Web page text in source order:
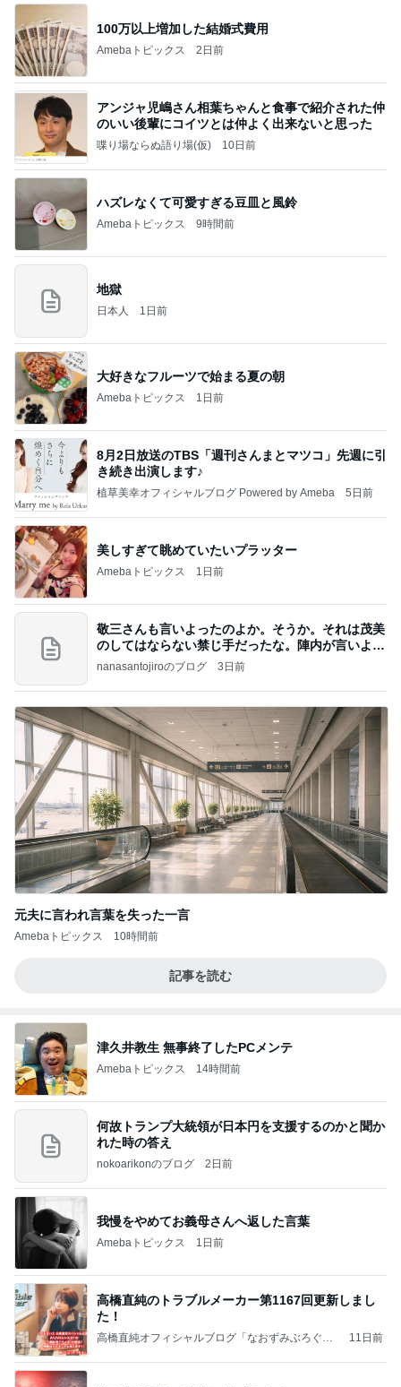
100万以上増加した結婚式費用
Amebaトピックス 2日前
アンジャ児嶋さん相葉ちゃんと食事で紹介された仲
のいい後輩にコイツとは仲よく出来ないと思った
喋り場ならぬ語り場(仮) 10日前
ハズレなくて可愛すぎる豆皿と風鈴
Amebaトピックス 9時間前
地獄
日本人 1日前
大好きなフルーツで始まる夏の朝
Amebaトピックス 1日前
8月2日放送のTBS「週刊さんまとマツコ」先週に引
き続き出演します♪
植草美幸オフィシャルブログ Powered by Ameba 5日前
美しすぎて眺めていたいプラッター
Amebaトピックス 1日前
敬三さんも言いよったのよか。そうか。それは茂美
のしてはならない禁じ手だったな。陣内が言いよる
のよ
nanasantojiroのブログ 3日前
元夫に言われ言葉を失った一言
Amebaトピックス 10時間前
記事を読む
津久井教生 無事終了したPCメンテ
Amebaトピックス 14時間前
何故トランプ大統領が日本円を支援するのかと聞か
れた時の答え
nokoarikonのブログ 2日前
我慢をやめてお義母さんへ返した言葉
Amebaトピックス 1日前
高橋直純のトラブルメーカー第1167回更新しまし
た！
高橋直純オフィシャルブログ「なおずみぶろぐ」
11日前